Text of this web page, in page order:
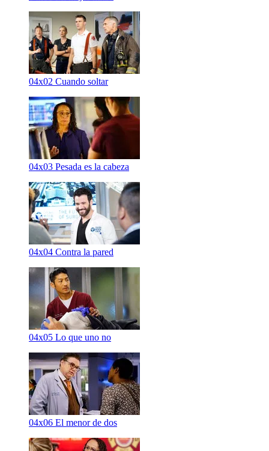
04x02 Cuando soltar
04x03 Pesada es la cabeza
04x04 Contra la pared
04x05 Lo que uno no
04x06 El menor de dos